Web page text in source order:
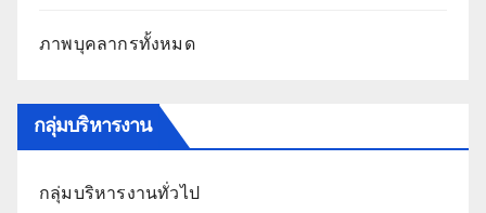
ภาพบุคลากรทั้งหมด
กลุ่มบริหารงาน
กลุ่มบริหารงานทั่วไป